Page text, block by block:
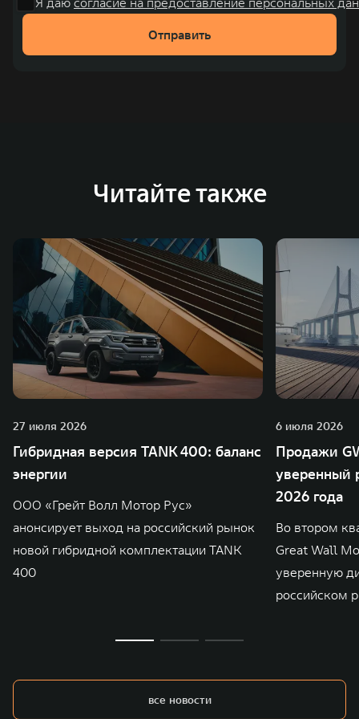
рублей). С 1998 года Great Wall Motor занимает первое
место по объёмам продаж пикапов в Китае. На
зарубежных – в России, Таиланде, Бразилии и Индии, а
Отправить
Читайте также
27 июля 2026
Гибридная версия TANK 400: баланс
энергии
ООО «Грейт Волл Мотор Рус»
анонсирует выход на российский рынок
новой гибридной комплектации TANK
400
6 июля 2026
Продажи
уверенный
2026 года
Во втором
Great Wall
уверенную
российском
все новости